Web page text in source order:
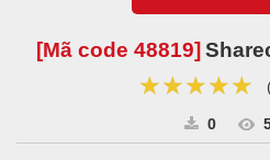
[Mã code 48819]
★★★★★
★★★★★
★★★★★
0